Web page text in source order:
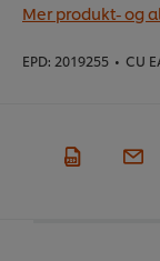
Mer produkt- og
EPD: 2019255 • CU